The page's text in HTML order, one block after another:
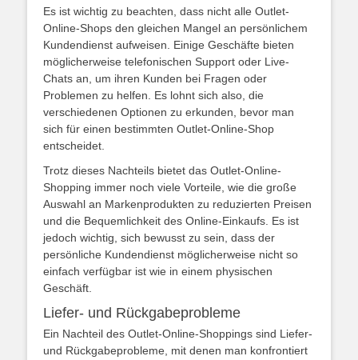
Es ist wichtig zu beachten, dass nicht alle Outlet-
Online-Shops den gleichen Mangel an persönlichem
Kundendienst aufweisen. Einige Geschäfte bieten
möglicherweise telefonischen Support oder Live-
Chats an, um ihren Kunden bei Fragen oder
Problemen zu helfen. Es lohnt sich also, die
verschiedenen Optionen zu erkunden, bevor man
sich für einen bestimmten Outlet-Online-Shop
entscheidet.
Trotz dieses Nachteils bietet das Outlet-Online-
Shopping immer noch viele Vorteile, wie die große
Auswahl an Markenprodukten zu reduzierten Preisen
und die Bequemlichkeit des Online-Einkaufs. Es ist
jedoch wichtig, sich bewusst zu sein, dass der
persönliche Kundendienst möglicherweise nicht so
einfach verfügbar ist wie in einem physischen
Geschäft.
Liefer- und Rückgabeprobleme
Ein Nachteil des Outlet-Online-Shoppings sind Liefer-
und Rückgabeprobleme, mit denen man konfrontiert